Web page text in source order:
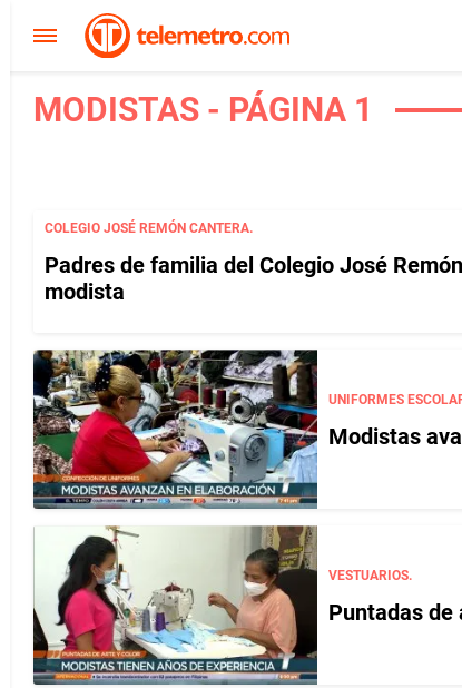
MODISTAS - PÁGINA 1
COLEGIO JOSÉ REMÓN CANTERA.
Padres de familia del Colegio José
modista
UNIFORMES
Modistas
VESTUARIOS.
Puntadas de